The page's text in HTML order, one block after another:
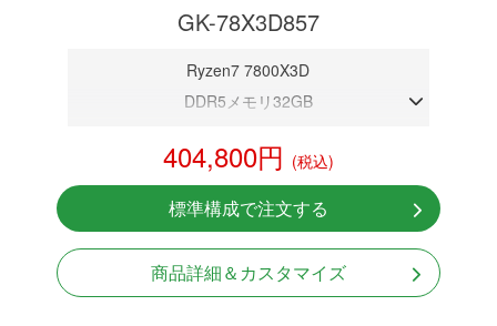
GK-78X3D857
Ryzen7 7800X3D
DDR5メモリ32GB
NVMeSSD 1TB
無線LAN Bluetooth対応
Windows11 Home 64bit
404,800円 (税込)
標準構成で注文する
商品詳細＆カスタマイズ